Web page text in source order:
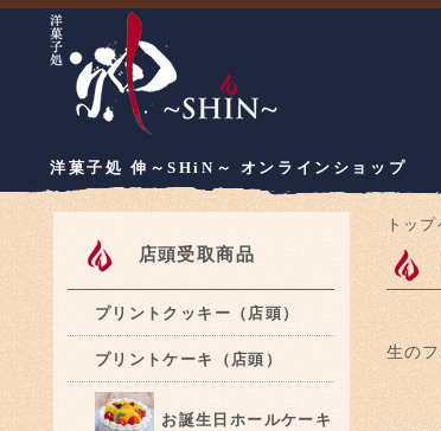
洋菓子処 伸～SHiN～ オンラインショップ
店頭受取商品
プリントクッキー（店頭）
プリントケーキ（店頭）
お誕生日ホールケーキ
トッ
生の